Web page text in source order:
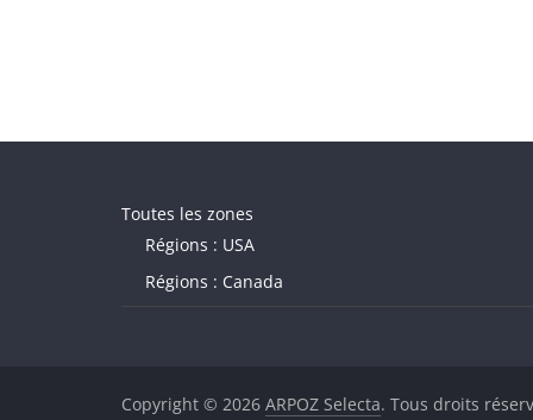
Toutes les zones
Régions : USA
Régions : Canada
Copyright © 2026 ARPOZ Selecta. Tous droits